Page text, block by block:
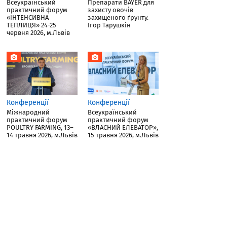
Всеукраїнський
практичний форум
«ІНТЕНСИВНА
ТЕПЛИЦЯ» 24-25
червня 2026, м.Львів
Препарати BAYER для
захисту овочів
захищеного ґрунту.
Ігор Тарушкін
Конференції
Міжнародний
практичний форум
POULTRY FARMING, 13–
14 травня 2026, м.Львів
Конференції
Всеукраїнський
практичний форум
«ВЛАСНИЙ ЕЛЕВАТОР»,
15 травня 2026, м.Львів